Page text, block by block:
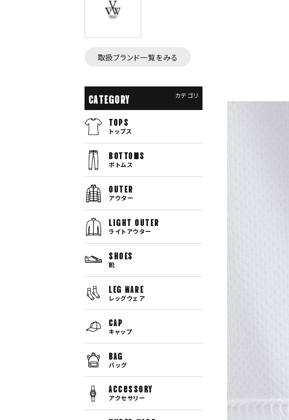
取扱ブランド一覧をみる
CATEGORY カテゴリ
TOPS
トップス
bottoms
ボトムス
OUTER
アウター
LIGHT OUTER
ライトアウター
SHOES
靴
LEG WARE
レッグウェア
CAP
キャップ
BAG
バッグ
Accessory
アクセサリー